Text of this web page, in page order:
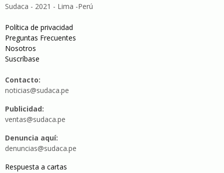
Sudaca - 2021 - Lima -Perú
Política de privacidad
Preguntas Frecuentes
Nosotros
Suscríbase
Contacto:
noticias@sudaca.pe
Publicidad:
ventas@sudaca.pe
Denuncia aquí:
denuncias@sudaca.pe
Respuesta a cartas